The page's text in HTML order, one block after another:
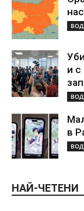
и
в
НАЙ-ЧЕТЕНИ